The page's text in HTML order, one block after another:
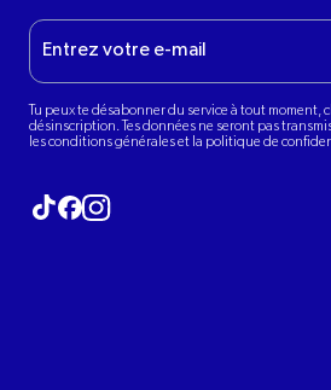
E-
Tu peux te désabonner du service à tout
désinscription. Tes données ne seront pas
les conditions générales et la politique de
Visitez notre tiktok
Visitez notre Facebook